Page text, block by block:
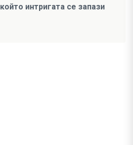
интригата се запази